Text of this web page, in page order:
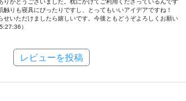
りがとうございました。枕にかけてご利用くださっているんです
りも寝具にぴったりですし、とってもいいアイデアですね！
いただけましたら嬉しいです。今後ともどうぞよろしくお願い
）
レビューを投稿